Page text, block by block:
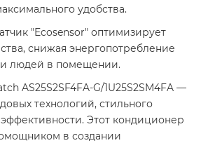
удобства.
"Ecosensor" оптимизирует
снижая энергопотребление
людей в помещении.
AS25S2SF4FA-G/1U25S2SM4FA —
технологий, стильного
Этот кондиционер
в создании